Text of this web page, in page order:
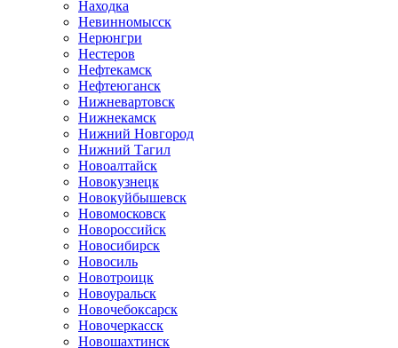
Находка
Невинномысск
Нерюнгри
Нестеров
Нефтекамск
Нефтеюганск
Нижневартовск
Нижнекамск
Нижний Новгород
Нижний Тагил
Новоалтайск
Новокузнецк
Новокуйбышевск
Новомосковск
Новороссийск
Новосибирск
Новосиль
Новотроицк
Новоуральск
Новочебоксарск
Новочеркасск
Новошахтинск